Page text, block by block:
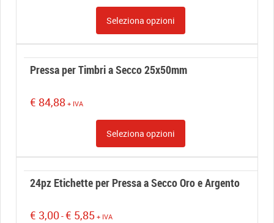
Seleziona opzioni
Pressa per Timbri a Secco 25x50mm
€ 84,88 + IVA
Seleziona opzioni
24pz Etichette per Pressa a Secco Oro e Argento
€ 3,00-€ 5,85 + IVA